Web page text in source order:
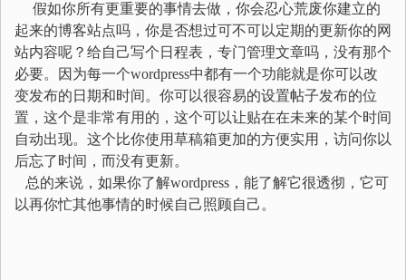
假如你所有更重要的事情去做，你会忍心荒废你建立的
起来的博客站点吗，你是否想过可不可以定期的更新你的网
站内容呢？给自己写个日程表，专门管理文章吗，没有那个
必要。因为每一个wordpress中都有一个功能就是你可以改
变发布的日期和时间。你可以很容易的设置帖子发布的位
置，这个是非常有用的，这个可以让贴在在未来的某个时间
自动出现。这个比你使用草稿箱更加的方便实用，访问你以
后忘了时间，而没有更新。
总的来说，如果你了解wordpress，能了解它很透彻，它可
以再你忙其他事情的时候自己照顾自己。